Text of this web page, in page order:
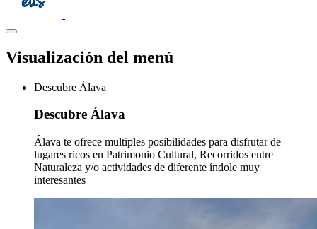
Visualización del menú
Descubre Álava
Descubre Álava
Álava te ofrece multiples posibilidades para disfrutar de
lugares ricos en Patrimonio Cultural, Recorridos entre
Naturaleza y/o actividades de diferente índole muy
interesantes